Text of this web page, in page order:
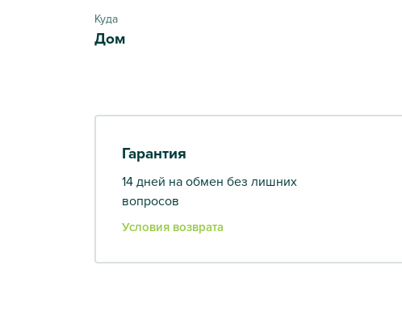
Куда
Дом
Гарантия
14 дней на обмен без лишних
вопросов
Условия возврата